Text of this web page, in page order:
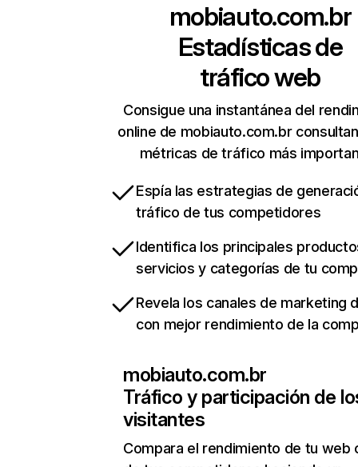
mobiauto.com.br
Estadísticas de
tráfico web
Consigue una instantánea del
online de mobiauto.com.br
métricas de tráfico más
Espía las estrategias de
tráfico de tus competidores
Identifica los principales
servicios y categorías de tu
Revela los canales de marketing
con mejor rendimiento de la
mobiauto.com.br
Tráfico y participación de
visitantes
Compara el rendimiento de tu web